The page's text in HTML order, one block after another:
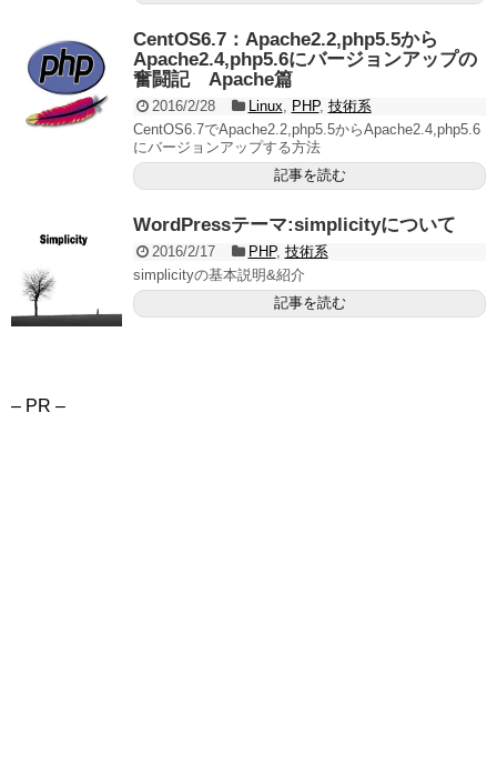
CentOS6.7：Apache2.2,php5.5から
Apache2.4,php5.6にバージョンアップの
奮闘記 Apache篇
2016/2/28 Linux, PHP, 技術系
CentOS6.7でApache2.2,php5.5からApache2.4,php5.6
にバージョンアップする方法
記事を読む
WordPressテーマ:simplicityについて
2016/2/17 PHP, 技術系
simplicityの基本説明&紹介
記事を読む
– PR –